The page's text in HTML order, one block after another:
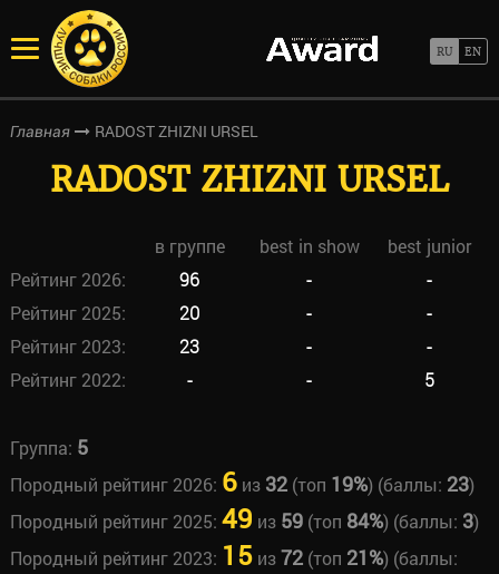
Главная RADOST ZHIZNI URSEL
RADOST ZHIZNI URSEL
в группе best in show
best junior
Рейтинг 2026:
96 -
-
Рейтинг 2025:
20 -
-
Рейтинг 2023:
23 -
-
Рейтинг 2022:
- - 5
Группа: 5
Породный рейтинг 2026: 6из 32(топ 19%) (баллы: 23)
Породный рейтинг 2025: 49 из 59(топ 84%) (баллы: 3)
Породный рейтинг 2023: 15из72(топ 21%) (баллы: